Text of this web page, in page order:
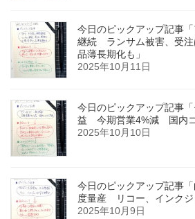
今日のピックアップ記事
継続 ランサム被害、受
品薄長期化も」
2025年10月11日
今日のピックアップ記事
益 今期営業4%減 国内コ
2025年10月10日
今日のピックアップ記事
度量産 リコー、インクジ
2025年10月9日